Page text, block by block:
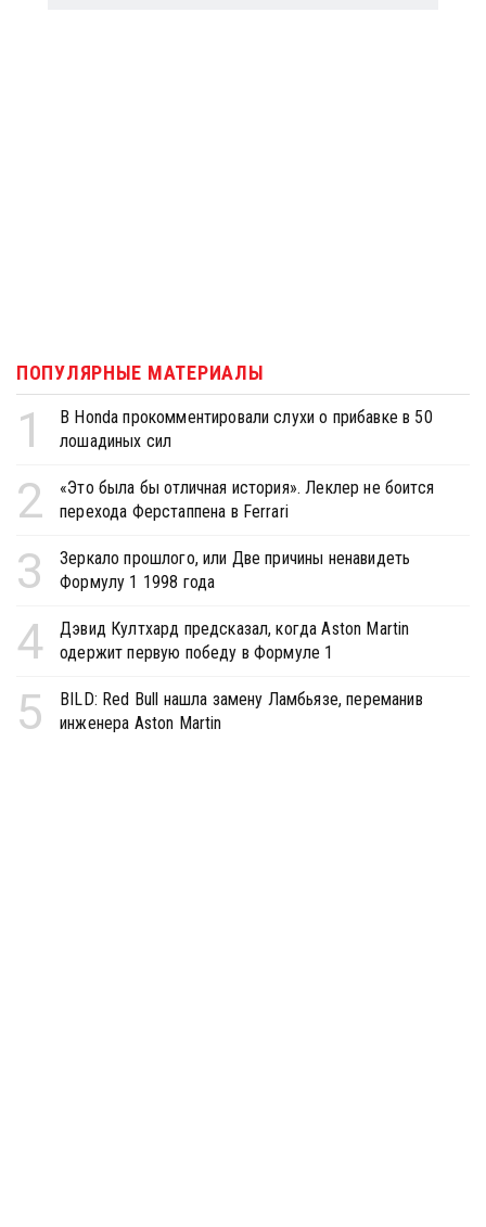
ПОПУЛЯРНЫЕ МАТЕРИАЛЫ
1
В Honda прокомментировали слухи о прибавке в 50
лошадиных сил
2
«Это была бы отличная история». Леклер не боится
перехода Ферстаппена в Ferrari
3
Зеркало прошлого, или Две причины ненавидеть
Формулу 1 1998 года
4
Дэвид Култхард предсказал, когда Aston Martin
одержит первую победу в Формуле 1
5
BILD: Red Bull нашла замену Ламбьязе, переманив
инженера Aston Martin